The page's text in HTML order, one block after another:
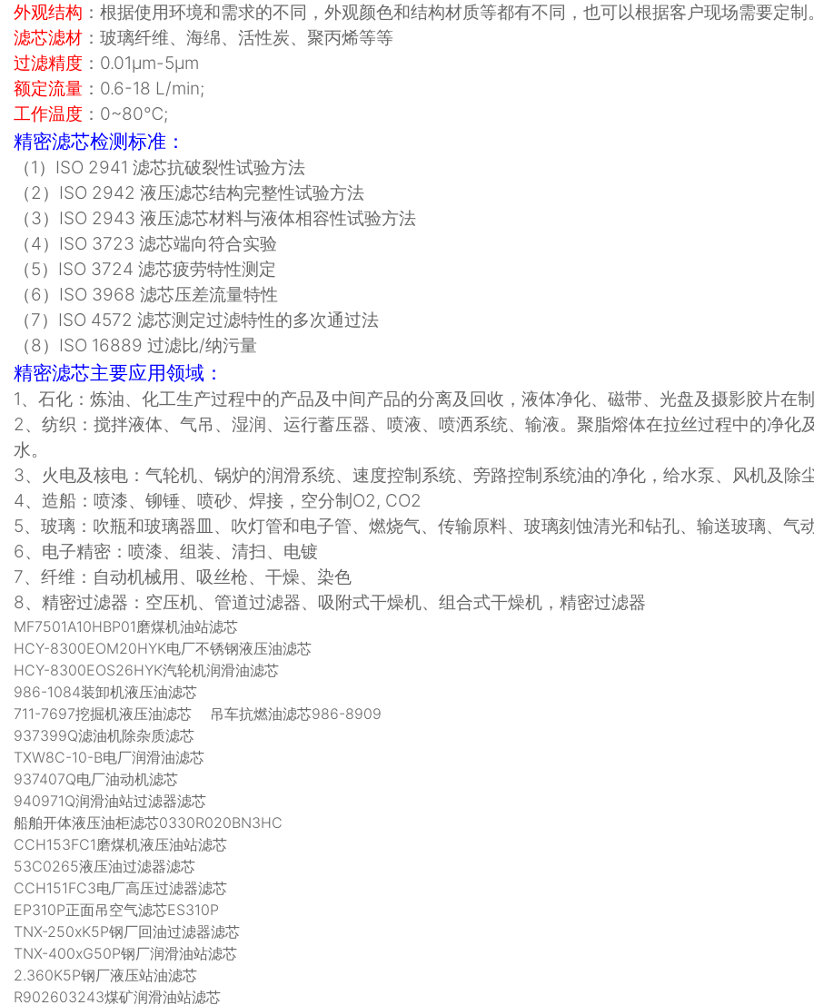
外观结构 ：根据使用环境和需求的不同，外观颜色和结构材质等都有不同，也可以根据客户现场需要定制
滤芯滤材 ： 玻璃纤维、海绵、活性炭、聚丙烯等等
过滤精度 ：0.01μm-5μm
额定流量 ： 0.6-18 L/min;
工作温度 ： 0~80℃;
精密滤芯检测标准：
（1 ） ISO 2941 滤芯抗破裂性试验方法
（2 ） ISO 2942 液压滤芯结构完整性试验方法
（3） ISO 2943 液压滤芯材料与液体相容性试验方法
（4） ISO 3723 滤芯端向符合实验
（5） ISO 3724 滤芯疲劳特性测定
（6） ISO 3968 滤芯压差流量特性
（7） ISO 4572 滤芯测定过滤特性的多次通过法
（8）ISO 16889 过滤比/纳污量
精密滤芯主要应用领域：
1、石化：炼油、化工生产过程中的产品及中间产品的分离及回收，液体净化、磁带、光盘及摄影胶片在
2、纺织：搅拌液体、气吊、湿润、运行蓄压器、喷液、喷洒系统、输液。聚脂熔体在拉丝过程中的净
水。
3、火电及核电：气轮机、锅炉的润滑系统、速度控制系统、旁路控制系统油的净化，给水泵、风机及除
4、造船：喷漆、铆锤、喷砂、焊接，空分制 O2, CO2
5、玻璃：吹瓶和玻璃器皿、吹灯管和电子管、燃烧气、传输原料、玻璃刻蚀清光和钻孔、输送玻璃、气
6、电子精密：喷漆、组装、清扫、电镀
7、纤维：自动机械用、吸丝枪、干燥、染色
8、精密过滤器：空压机、管道过滤器、吸附式干燥机、组合式干燥机，精密过滤器
MF7501A10HBP01磨煤机油站滤芯
HCY-8300EOM20HYK电厂不锈钢液压油滤芯
HCY-8300EOS26HYK汽轮机润滑油滤芯
986-1084装卸机液压油滤芯
711-7697挖掘机液压油滤芯 吊车抗燃油滤芯986-8909
937399Q滤油机除杂质滤芯
TXW8C-10-B电厂润滑油滤芯
937407Q电厂油动机滤芯
940971Q润滑油站过滤器滤芯
船舶开体液压油柜滤芯0330R020BN3HC
CCH153FC1磨煤机液压油站滤芯
53C0265液压油过滤器滤芯
CCH151FC3电厂高压过滤器滤芯
EP310P正面吊空气滤芯ES310P
TNX-250xK5P钢厂回油过滤器滤芯
TNX-400xG50P钢厂润滑油站滤芯
2.360K5P钢厂液压站油滤芯
R902603243煤矿润滑油站滤芯